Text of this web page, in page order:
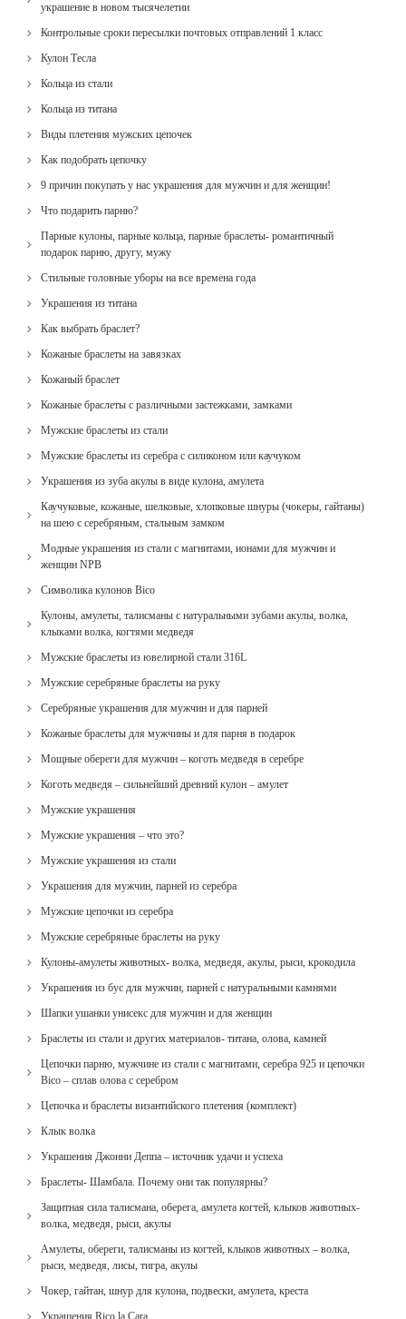
украшение в новом тысячелетии
Контрольные сроки пересылки почтовых отправлений 1 класс
Кулон Тесла
Кольца из стали
Кольца из титана
Виды плетения мужских цепочек
Как подобрать цепочку
9 причин покупать у нас украшения для мужчин и для женщин!
Что подарить парню?
Парные кулоны, парные кольца, парные браслеты- романтичный
подарок парню, другу, мужу
Стильные головные уборы на все времена года
Украшения из титана
Как выбрать браслет?
Кожаные браслеты на завязках
Кожаный браслет
Кожаные браслеты с различными застежками, замками
Мужские браслеты из стали
Мужские браслеты из серебра с силиконом или каучуком
Украшения из зуба акулы в виде кулона, амулета
Каучуковые, кожаные, шелковые, хлопковые шнуры (чокеры, гайтаны)
на шею с серебряным, стальным замком
Модные украшения из стали с магнитами, ионами для мужчин и
женщин NPB
Cимволика кулонов Bico
Кулоны, амулеты, талисманы с натуральными зубами акулы, волка,
клыками волка, когтями медведя
Мужские браслеты из ювелирной стали 316L
Мужские серебряные браслеты на руку
Серебряные украшения для мужчин и для парней
Кожаные браслеты для мужчины и для парня в подарок
Мощные обереги для мужчин – коготь медведя в серебре
Коготь медведя – сильнейший древний кулон – амулет
Мужские украшения
Мужские украшения – что это?
Мужские украшения из стали
Украшения для мужчин, парней из серебра
Мужские цепочки из серебра
Мужские серебряные браслеты на руку
Кулоны-амулеты животных- волка, медведя, акулы, рыси, крокодила
Украшения из бус для мужчин, парней с натуральными камнями
Шапки ушанки унисекс для мужчин и для женщин
Браслеты из стали и других материалов- титана, олова, камней
Цепочки парню, мужчине из стали с магнитами, серебра 925 и цепочки
Bico – сплав олова с серебром
Цепочка и браслеты византийского плетения (комплект)
Клык волка
Украшения Джонни Деппа – источник удачи и успеха
Браслеты- Шамбала. Почему они так популярны?
Защитная сила талисмана, оберега, амулета когтей, клыков животных-
волка, медведя, рыси, акулы
Амулеты, обереги, талисманы из когтей, клыков животных – волка,
рыси, медведя, лисы, тигра, акулы
Чокер, гайтан, шнур для кулона, подвески, амулета, креста
Украшения Rico la Cara